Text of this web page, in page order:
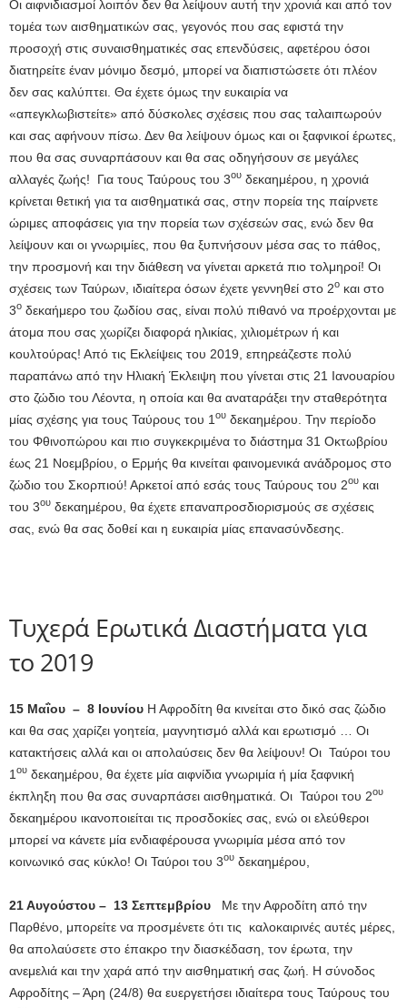
Οι αιφνιδιασμοί λοιπόν δεν θα λείψουν αυτή την χρονιά και από τον
τομέα των αισθηματικών σας, γεγονός που σας εφιστά την
προσοχή στις συναισθηματικές σας επενδύσεις, αφετέρου όσοι
διατηρείτε έναν μόνιμο δεσμό, μπορεί να διαπιστώσετε ότι πλέον
δεν σας καλύπτει. Θα έχετε όμως την ευκαιρία να
«απεγκλωβιστείτε» από δύσκολες σχέσεις που σας ταλαιπωρούν
και σας αφήνουν πίσω. Δεν θα λείψουν όμως και οι ξαφνικοί έρωτες,
που θα σας συναρπάσουν και θα σας οδηγήσουν σε μεγάλες
αλλαγές ζωής! Για τους Ταύρους του 3ου δεκαημέρου, η χρονιά
κρίνεται θετική για τα αισθηματικά σας, στην πορεία της παίρνετε
ώριμες αποφάσεις για την πορεία των σχέσεών σας, ενώ δεν θα
λείψουν και οι γνωριμίες, που θα ξυπνήσουν μέσα σας το πάθος,
την προσμονή και την διάθεση να γίνεται αρκετά πιο τολμηροί! Οι
σχέσεις των Ταύρων, ιδιαίτερα όσων έχετε γεννηθεί στο 2ο και στο
3ο δεκαήμερο του ζωδίου σας, είναι πολύ πιθανό να προέρχονται με
άτομα που σας χωρίζει διαφορά ηλικίας, χιλιομέτρων ή και
κουλτούρας! Από τις Εκλείψεις του 2019, επηρεάζεστε πολύ
παραπάνω από την Ηλιακή Έκλειψη που γίνεται στις 21 Ιανουαρίου
στο ζώδιο του Λέοντα, η οποία και θα αναταράξει την σταθερότητα
μίας σχέσης για τους Ταύρους του 1 ου δεκαημέρου. Την περίοδο
του Φθινοπώρου και πιο συγκεκριμένα το διάστημα 31 Οκτωβρίου
έως 21 Νοεμβρίου, ο Ερμής θα κινείται φαινομενικά ανάδρομος στο
ζώδιο του Σκορπιού! Αρκετοί από εσάς τους Ταύρους του 2ου και
του 3ου δεκαημέρου, θα έχετε επαναπροσδιορισμούς σε σχέσεις
σας, ενώ θα σας δοθεί και η ευκαιρία μίας επανασύνδεσης.
Τυχερά Ερωτικά Διαστήματα για
το 2019
15 Μαΐου – 8 Ιουνίου Η Αφροδίτη θα κινείται στο δικό σας ζώδιο
και θα σας χαρίζει γοητεία, μαγνητισμό αλλά και ερωτισμό … Οι
κατακτήσεις αλλά και οι απολαύσεις δεν θα λείψουν! Οι Ταύροι του
1 ου δεκαημέρου, θα έχετε μία αιφνίδια γνωριμία ή μία ξαφνική
έκπληξη που θα σας συναρπάσει αισθηματικά. Οι Ταύροι του 2ου
δεκαημέρου ικανοποιείται τις προσδοκίες σας, ενώ οι ελεύθεροι
μπορεί να κάνετε μία ενδιαφέρουσα γνωριμία μέσα από τον
κοινωνικό σας κύκλο! Οι Ταύροι του 3ου δεκαημέρου,
21 Αυγούστου – 13 Σεπτεμβρίου Με την Αφροδίτη από την
Παρθένο, μπορείτε να προσμένετε ότι τις καλοκαιρινές αυτές μέρες,
θα απολαύσετε στο έπακρο την διασκέδαση, τον έρωτα, την
ανεμελιά και την χαρά από την αισθηματική σας ζωή. Η σύνοδος
Αφροδίτης – Άρη (24/8) θα ευεργετήσει ιδιαίτερα τους Ταύρους του